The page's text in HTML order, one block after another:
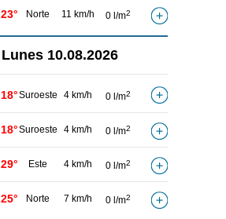
23° Norte 11 km/h 0 l/m2
Lunes 10.08.2026
18°Suroeste 4 km/h 0 l/m2
18°Suroeste 4 km/h 0 l/m2
29° Este 4 km/h 0 l/m2
25° Norte 7 km/h 0 l/m2